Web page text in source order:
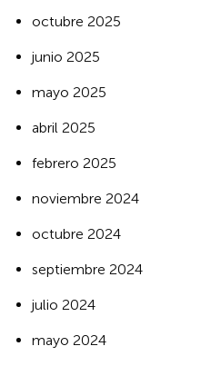
octubre 2025
junio 2025
mayo 2025
abril 2025
febrero 2025
noviembre 2024
octubre 2024
septiembre 2024
julio 2024
mayo 2024